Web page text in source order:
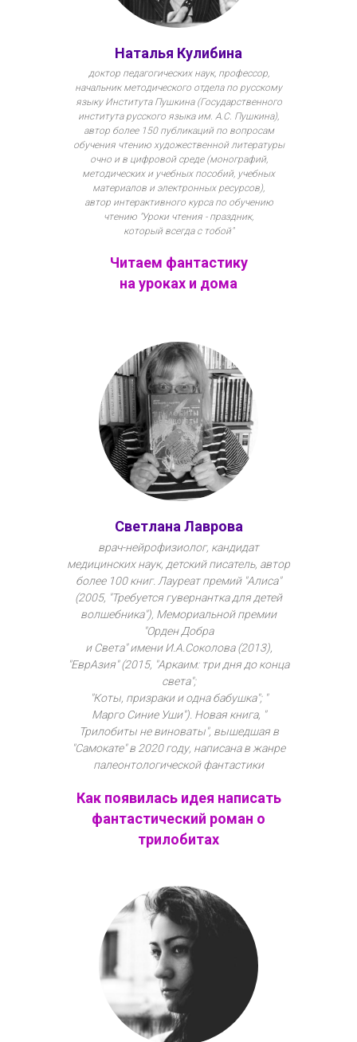
Наталья Кулибина
доктор педагогических наук, профессор,
начальник методического отдела по русскому
языку Института Пушкина (Государственного
института русского языка им. А.С. Пушкина),
автор более 150 публикаций по вопросам
обучения чтению художественной литературы
очно и в цифровой среде (монографий,
методических и учебных пособий, учебных
материалов и электронных ресурсов),
автор интерактивного курса по обучению
чтению "Уроки чтения - праздник,
который всегда с тобой"
Читаем фантастику
на уроках и дома
Светлана Лаврова
врач-нейрофизиолог, кандидат
медицинских наук, детский писатель, автор
более 100 книг. Лауреат премий "Алиса"
(2005, "Требуется гувернантка для детей
волшебника"), Мемориальной премии
"Орден Добра
и Света" имени И.А.Соколова (2013),
"ЕврАзия" (2015, "Аркаим: три дня до конца
света";
"Коты, призраки и одна бабушка"; "
Марго Синие Уши"). Новая книга, "
Трилобиты не виноваты", вышедшая в
"Самокате" в 2020 году, написана в жанре
палеонтологической фантастики
Как появилась идея написать
фантастический роман о
трилобитах